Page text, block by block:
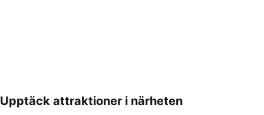
Förstora kartan
Upptäck attraktioner i närheten